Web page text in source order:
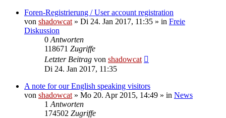
Foren-Registrierung / User account registration
von shadowcat » Di 24. Jan 2017, 11:35 » in Freie
Diskussion
0 Antworten
118671 Zugriffe
Letzter Beitrag von shadowcat
Di 24. Jan 2017, 11:35
A note for our English speaking visitors
von shadowcat » Mo 20. Apr 2015, 14:49 » in News
1 Antworten
174502 Zugriffe